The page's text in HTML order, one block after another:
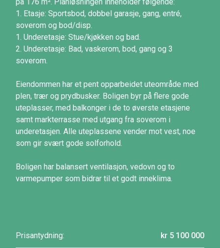
1. Etasje: Sportsbod, dobbel garasje, gang, entré,
soverom og bod/disp.
1. Underetasje: Stue/kjøkken og bad.
2. Underetasje: Bad, vaskerom, bod, gang og 3
soverom.
Eiendommen har et pent opparbeidet uteområde med
plen, trær og prydbusker. Boligen byr på flere gode
uteplasser, med balkonger i de to øverste etasjene
samt markterrasse med utgang fra soverom i
underetasjen. Alle uteplassene vender mot vest, noe
som gir svært gode solforhold.
Boligen har balansert ventilasjon, vedovn og to
varmepumper som bidrar til et godt inneklima.
Prisantydning: kr 5 100 000